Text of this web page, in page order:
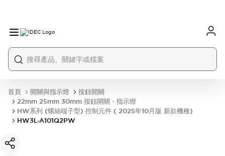
首頁 開關與指示燈
按鈕開關
22mm 25mm 30mm 按鈕開關・指示燈
HW系列 (螺絲端子型) 控制元件 ( 2025年10月版 新款機種)
HW3L-A101Q2PW